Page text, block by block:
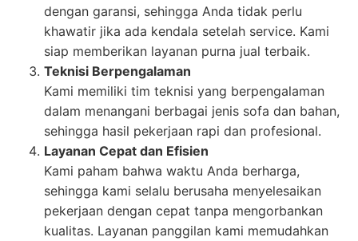
dengan garansi, sehingga Anda tidak perlu
khawatir jika ada kendala setelah service. Kami
siap memberikan layanan purna jual terbaik.
Teknisi Berpengalaman
Kami memiliki tim teknisi yang berpengalaman
dalam menangani berbagai jenis sofa dan bahan,
sehingga hasil pekerjaan rapi dan profesional.
Layanan Cepat dan Efisien
Kami paham bahwa waktu Anda berharga,
sehingga kami selalu berusaha menyelesaikan
pekerjaan dengan cepat tanpa mengorbankan
kualitas. Layanan panggilan kami memudahkan